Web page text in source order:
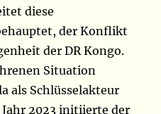
diese
der Konflikt
der DR Kongo.
Situation
als Schlüsselakteur
2023 initiierte der